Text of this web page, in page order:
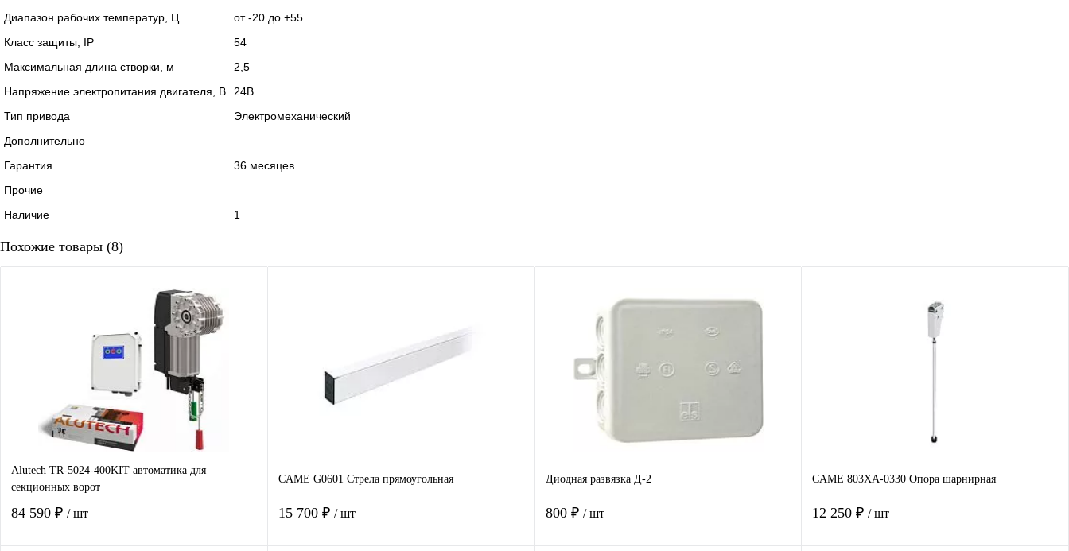
Диапазон рабочих температур, Ц
от -20 до +55
Класс защиты, IP
54
Максимальная длина створки, м
2,5
Напряжение электропитания двигателя, В
24В
Тип привода
Электромеханический
Дополнительно
Гарантия
36 месяцев
Прочие
Наличие
1
Похожие товары (8)
Alutech TR-5024-400KIT автоматика для
секционных ворот
84 590 ₽ / шт
CAME G0601 Стрела прямоугольная
15 700 ₽ / шт
Диодная развязка Д-2
800 ₽ / шт
CAME 803XA-0330 Опора шарнирная
12 250 ₽/ шт